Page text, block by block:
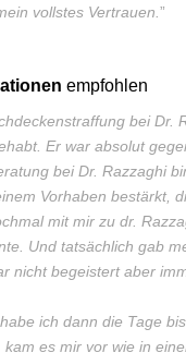
vollstes Vertrauen.”
empfohlen
bei Dr.
Er war absolut
bei Dr. Razzaghi
Vorhaben bestärkt,
mit mir zu dr.
Und tatsächlich gab
nicht begeistert aber
ich dann die Tage
kam es mir vor wie in